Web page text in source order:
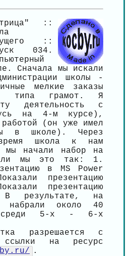
::
::
034.
Сначала мы искали
школы -
мелкие заказы
типа грамот. Я
деятельность с
на 4-м курсе),
(он уже имел
в школе). Через
школа к нам
мы начали набор на
мы это так: 1.
в MS Power
презентацию
презентацию
В результате, на
набрали около 40
среди 5-х - 6-х
разрешается с
ссылки на ресурс
.